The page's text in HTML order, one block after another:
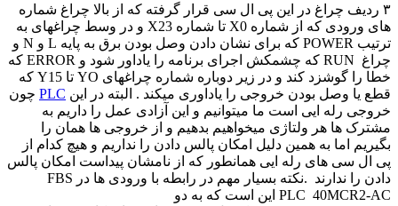
چراغ در این پی ال سی قرار گرفته که از بالا چراغ شماره
که از شماره X0تا شمارهX23‌و در وسط چراغهای به
که برای نشان دادن وصل بودن برق به پایهL وNو
که چشمکش اجرای برنامه را یاداور شود وERROR که
کند و در زیر دوباره شماره چراغهایYOتاY15که
بودن خروجی را یاداوری میکند . البته در اینPLC
چون
ایی است ما میتوانیم و این آزادی عمل را داریم به
هر ولتاژی میخواهیم بدهیم و از خروجی ها همان را
به همین دلیل امکان پالس دادن را نداریم و هیچ کدام از
های رله ایی همانطور که از نامشان پیداست امکان پالس
.نکته بسیار مهم در رابطه با ورودی ها درFBS
PLCاین است که به دو